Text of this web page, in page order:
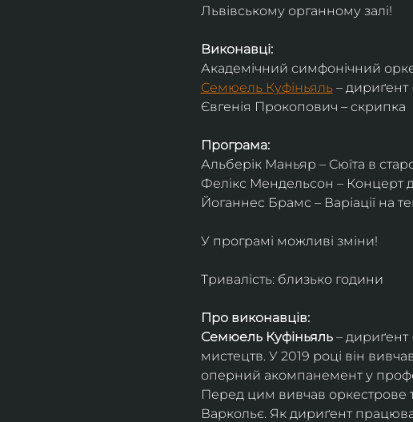
Львівському органному залі!
Виконавці:
Академічний симфонічний
Семюель Куфіньяль – дириґент
Євгенія Прокопович – скрипка
Програма:
Альберік Маньяр – Сюїта в
Фелікс Мендельсон – Концерт
Йоганнес Брамс – Варіації на
У програмі можливі зміни!
Тривалість: близько години
Про виконавців:
Семюель Куфіньяль – дириґент
мистецтв. У 2019 році він
оперний акомпанемент у
Перед цим вивчав оркестрове
Варкольє. Як дириґент